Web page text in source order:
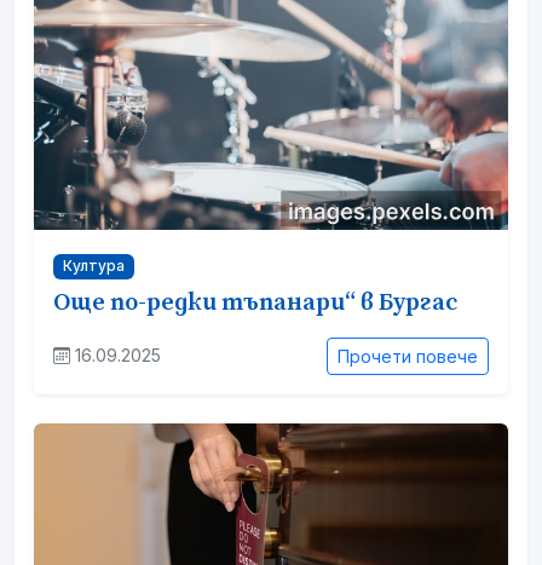
Култура
Още по-редки тъпанари“ в Бургас
16.09.2025 Прочети повече